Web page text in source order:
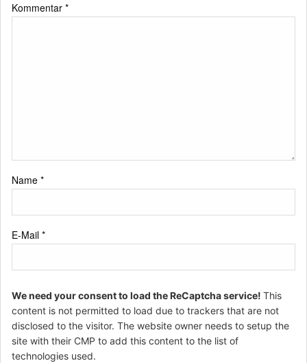
Kommentar *
Name *
E-Mail *
We need your consent to load the ReCaptcha service! This
content is not permitted to load due to trackers that are not
disclosed to the visitor. The website owner needs to setup the
site with their CMP to add this content to the list of
technologies used.